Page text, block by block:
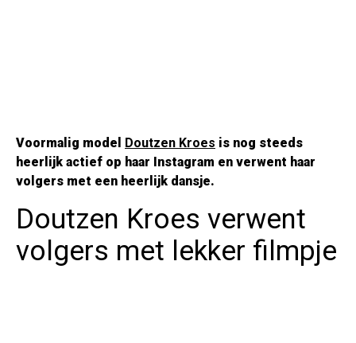
Voormalig model Doutzen Kroes is nog steeds
heerlijk actief op haar Instagram en verwent haar
volgers met een heerlijk dansje.
Doutzen Kroes verwent
volgers met lekker filmpje